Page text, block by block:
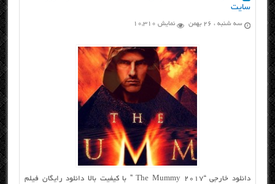
سایت
سه شنبه ، ۲۶ بهمن نمایش 10,310
دانلود خارجی “The Mummy 2017 ” با کیفیت بالا دانلود رایگان فیلم